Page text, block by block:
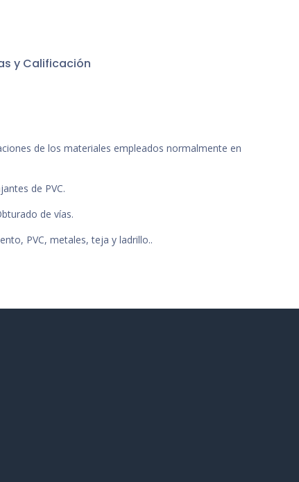
y Calificación
de los materiales empleados normalmente en
de PVC.
de vías.
PVC, metales, teja y ladrillo..